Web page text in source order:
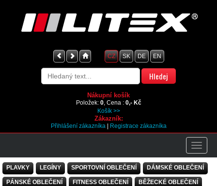
CZ SK DE EN
Nákupní košík
Položek: 0, Cena : 0,- Kč
Košík >>
Zákazník:
Přihlášení zákazníka| Registrace zákazníka
PLAVKY LEGÍNY SPORTOVNÍ OBLEČENÍ DÁMSKÉ OBLEČENÍ
PÁNSKÉ OBLEČENÍ FITNESS OBLEČENÍ BĚŽECKÉ OBLEČENÍ